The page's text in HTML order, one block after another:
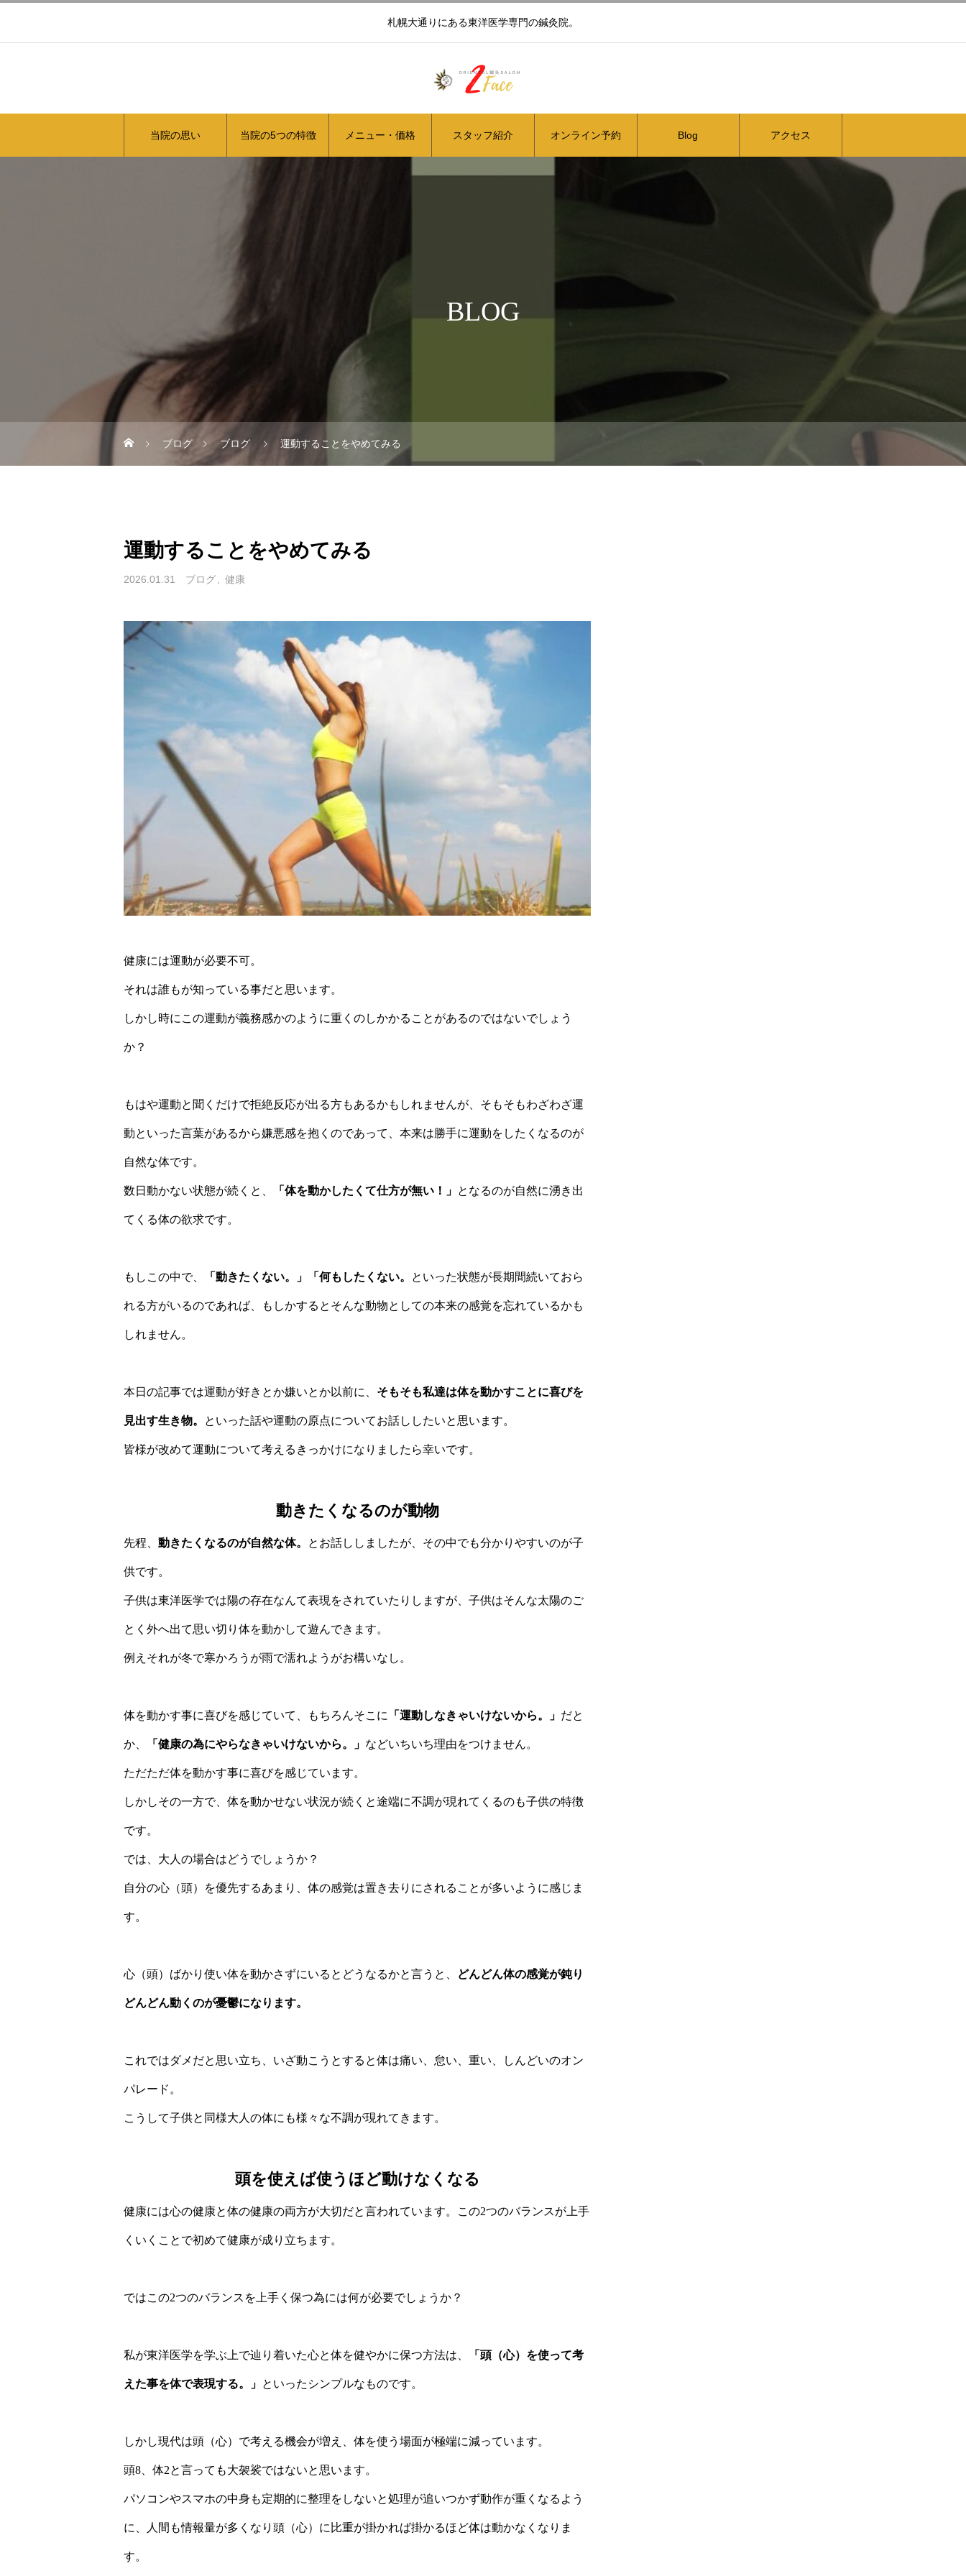
札幌大通りにある東洋医学専門の鍼灸院。
当院の思い 当院の5つの特徴 メニュー・価格 スタッフ紹介 オンライン予約 Blog アクセス
BLOG
ブログ ブログ 運動することをやめてみる
運動することをやめてみる
2026.01.31 ブログ 健康
健康には運動が必要不可。
それは誰もが知っている事だと思います。
しかし時にこの運動が義務感かのように重くのしかかることがあるのではないでしょう
か？
もはや運動と聞くだけで拒絶反応が出る方もあるかもしれませんが、そもそもわざわざ運
動といった言葉があるから嫌悪感を抱くのであって、本来は勝手に運動をしたくなるのが
自然な体です。
数日動かない状態が続くと、 「体を動かしたくて仕方が無い！」 となるのが自然に湧き出
てくる体の欲求です。
もしこの中で、 「動きたくない。」「何もしたくない。 といった状態が長期間続いておら
れる方がいるのであれば、もしかするとそんな動物としての本来の感覚を忘れているかも
しれません。
本日の記事では運動が好きとか嫌いとか以前に、 そもそも私達は体を動かすことに喜びを
見出す生き物。 といった話や運動の原点についてお話ししたいと思います。
皆様が改めて運動について考えるきっかけになりましたら幸いです。
動きたくなるのが動物
先程、 動きたくなるのが自然な体。 とお話ししましたが、その中でも分かりやすいのが子
供です。
子供は東洋医学では陽の存在なんて表現をされていたりしますが、子供はそんな太陽のご
とく外へ出て思い切り体を動かして遊んできます。
例えそれが冬で寒かろうが雨で濡れようがお構いなし。
体を動かす事に喜びを感じていて、もちろんそこに 「運動しなきゃいけないから。」 だと
か、 「健康の為にやらなきゃいけないから。」 などいちいち理由をつけません。
ただただ体を動かす事に喜びを感じています。
しかしその一方で、体を動かせない状況が続くと途端に不調が現れてくるのも子供の特徴
です。
では、大人の場合はどうでしょうか？
自分の心（頭）を優先するあまり、体の感覚は置き去りにされることが多いように感じま
す。
心（頭）ばかり使い体を動かさずにいるとどうなるかと言うと、 どんどん体の感覚が鈍り
どんどん動くのが憂鬱になります。
これではダメだと思い立ち、いざ動こうとすると体は痛い、怠い、重い、しんどいのオン
パレード。
こうして子供と同様大人の体にも様々な不調が現れてきます。
頭を使えば使うほど動けなくなる
健康には心の健康と体の健康の両方が大切だと言われています。この2つのバランスが上手
くいくことで初めて健康が成り立ちます。
ではこの2つのバランスを上手く保つ為には何が必要でしょうか？
私が東洋医学を学ぶ上で辿り着いた心と体を健やかに保つ方法は、 「頭（心）を使って考
えた事を体で表現する。」 といったシンプルなものです。
しかし現代は頭（心）で考える機会が増え、体を使う場面が極端に減っています。
頭8、体2と言っても大袈裟ではないと思います。
パソコンやスマホの中身も定期的に整理をしないと処理が追いつかず動作が重くなるよう
に、人間も情報量が多くなり頭（心）に比重が掛かれば掛かるほど体は動かなくなりま
す。